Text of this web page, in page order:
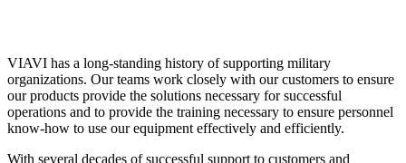
VIAVI has a long-standing history of supporting military
organizations. Our teams work closely with our customers to ensure
our products provide the solutions necessary for successful
operations and to provide the training necessary to ensure personnel
know-how to use our equipment effectively and efficiently.
With several decades of successful support to customers and